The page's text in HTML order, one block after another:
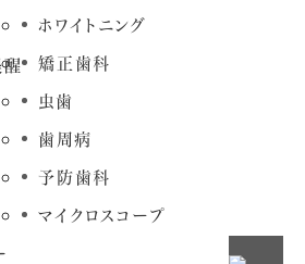
醒
ホワイトニング
矯正歯科
虫歯
歯周病
予防歯科
マイクロスコープ